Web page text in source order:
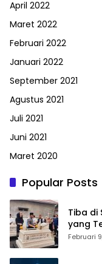
April 2022
Maret 2022
Februari 2022
Januari 2022
September 2021
Agustus 2021
Juli 2021
Juni 2021
Maret 2020
Popular Posts
Tiba di
yang
Februari